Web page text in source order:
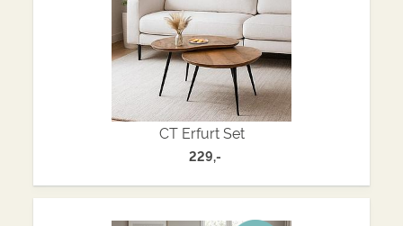
CT Erfurt Set
229,-